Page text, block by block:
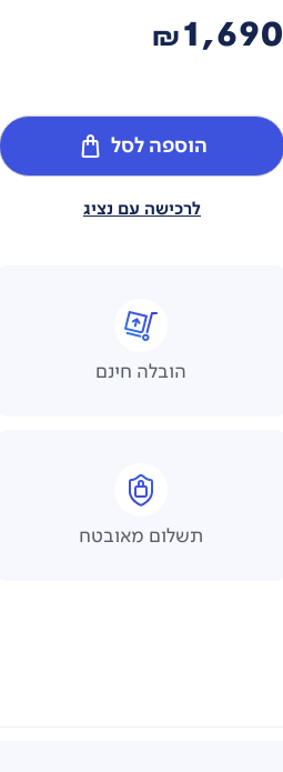
1,690
₪
הוספה לסל
לרכישה עם נציג
הובלה חינם
תשלום מאובטח